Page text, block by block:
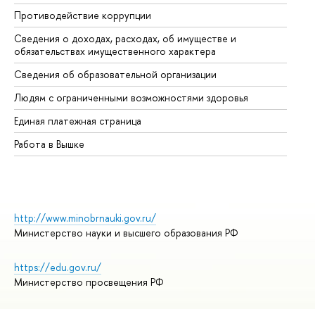
Противодействие коррупции
Сведения о доходах, расходах, об имуществе и
обязательствах имущественного характера
Сведения об образовательной организации
Людям с ограниченными возможностями здоровья
Единая платежная страница
Работа в Вышке
http://www.minobrnauki.gov.ru/
Министерство науки и высшего образования РФ
https://edu.gov.ru/
Министерство просвещения РФ